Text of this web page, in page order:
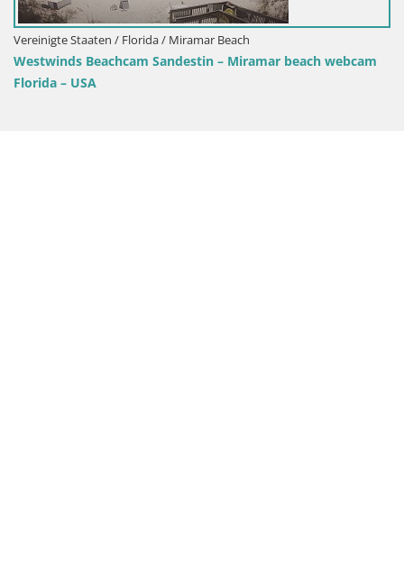
Vereinigte Staaten / Florida / Miramar Beach
Westwinds Beachcam Sandestin – Miramar beach webcam
Florida – USA